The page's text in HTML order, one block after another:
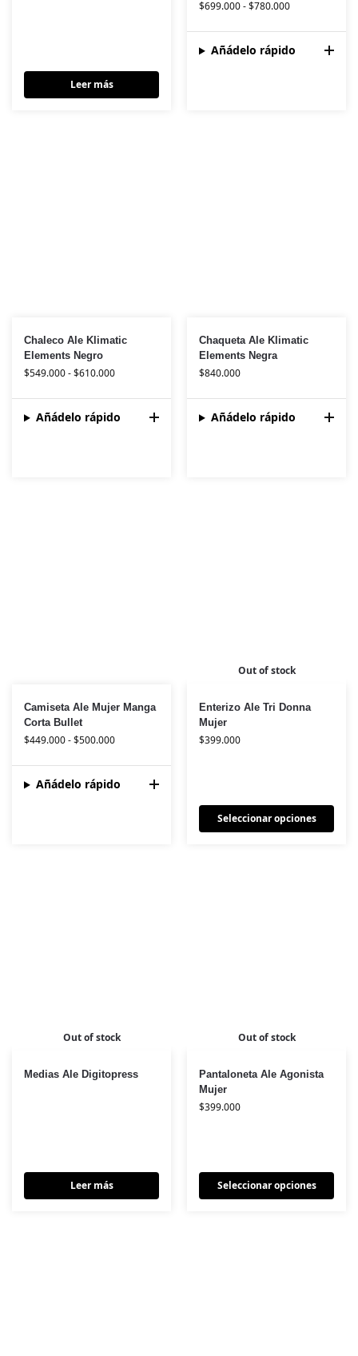
Leer más
$699.000-$780.000
Añádelo rápido
Chaleco Ale Klimatic
Elements Negro
$549.000-$610.000
Añádelo rápido
Chaqueta Ale Klimatic
Elements Negra
$840.000
Añádelo rápido
Camiseta Ale Mujer Manga
Corta Bullet
$449.000-$500.000
Añádelo rápido
Out of stock
Enterizo Ale Tri Donna
Mujer
$399.000
Seleccionar opciones
Out of stock
Medias Ale Digitopress
Leer más
Out of stock
Pantaloneta Ale Agonista
Mujer
$399.000
Seleccionar opciones